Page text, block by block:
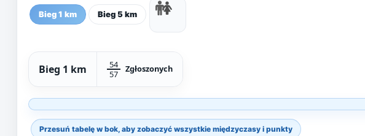
Bieg 1 km Bieg 5 km
Bieg 1 km
54
57
Zgłoszonych